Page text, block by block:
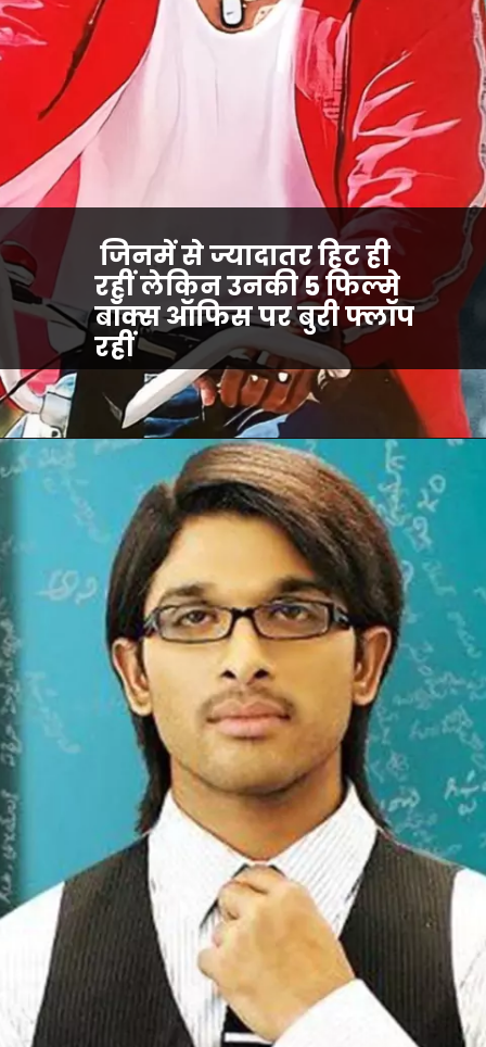
जिनमें से ज्यादातर हिट ही
रहीं लेकिन उनकी 5 फिल्मे
बॉक्स ऑफिस पर बुरी फ्लॉप
रहीं